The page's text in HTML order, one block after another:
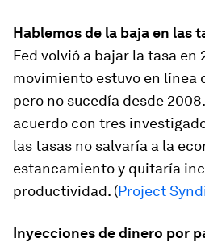
Hablemos de la baja en las
Fed volvió a bajar la tasa en
movimiento estuvo en línea
pero no sucedía desde
acuerdo con tres
las tasas no salvaría a la
estancamiento y quitaría
productividad. (Project
Inyecciones de dinero por